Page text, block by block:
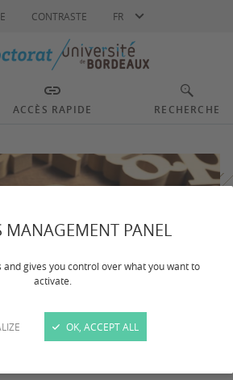
MANAGEMENT PANEL
and gives you control over what you want to
activate.
OK, ACCEPT ALL
CONTRASTE FR
ACCÈS RAPIDE RECHERCHE